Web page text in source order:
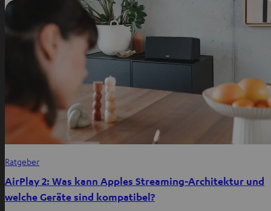
Ratgeber
AirPlay 2: Was kann Apples Streaming-Architektur und
welche Geräte sind kompatibel?